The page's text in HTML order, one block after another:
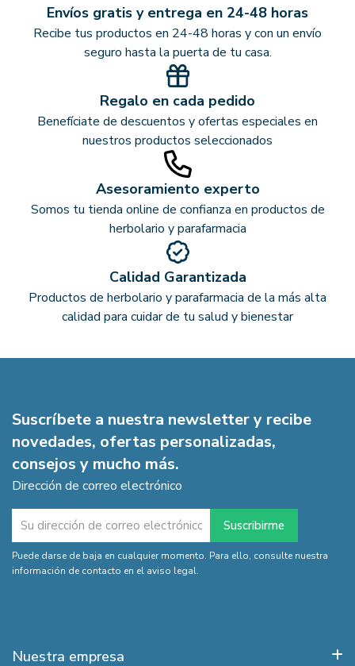
Envíos gratis y entrega en 24-48 horas
Recibe tus productos en 24-48 horas y con un envío
seguro hasta la puerta de tu casa.
Regalo en cada pedido
Benefíciate de descuentos y ofertas especiales en
nuestros productos seleccionados
Asesoramiento experto
Somos tu tienda online de confianza en productos de
herbolario y parafarmacia
Calidad Garantizada
Productos de herbolario y parafarmacia de la más alta
calidad para cuidar de tu salud y bienestar
Suscríbete a nuestra newsletter y recibe
novedades, ofertas personalizadas,
consejos y mucho más.
Dirección de correo electrónico
Puede darse de baja en cualquier momento. Para ello, consulte nuestra
información de contacto en el aviso legal.
Nuestra empresa